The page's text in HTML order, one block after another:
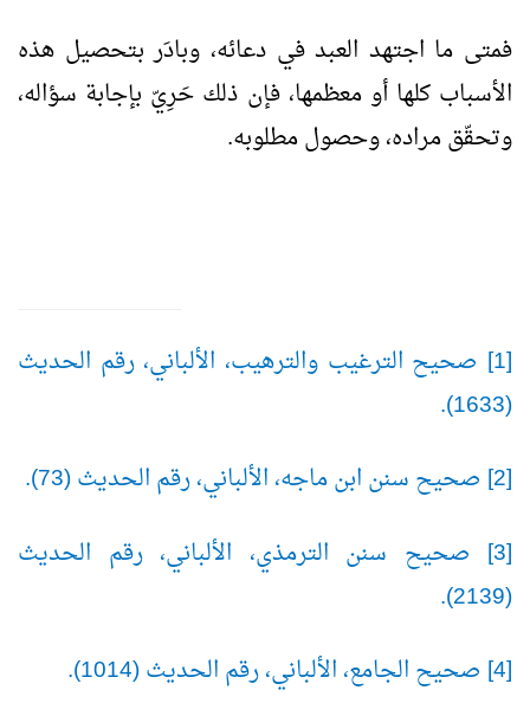
فمتى ما اجتهد العبد في دعائه، وبادَر بتحصيل هذه
الأسباب كلها أو معظمها، فإن ذلك حَرِيّ بإجابة سؤاله،
وتحقّق مراده، وحصول مطلوبه.
[1] صحيح الترغيب والترهيب، الألباني، رقم الحديث
(1633).
[2] صحيح سنن ابن ماجه، الألباني، رقم الحديث (73).
[3] صحيح سنن الترمذي، الألباني، رقم الحديث
(2139).
[4] صحيح الجامع، الألباني، رقم الحديث (1014).